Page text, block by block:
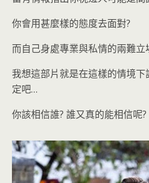
你會用甚麼樣的態度去面對?
而自己身處專業與私情的兩難
我想這部片就是在這樣的情境
定吧…
你該相信誰? 誰又真的能相信呢?